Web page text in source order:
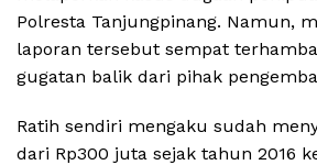
Polresta Tanjungpinang. Namun,
laporan tersebut sempat
gugatan balik dari pihak
Ratih sendiri mengaku sudah
dari Rp300 juta sejak tahun 2016